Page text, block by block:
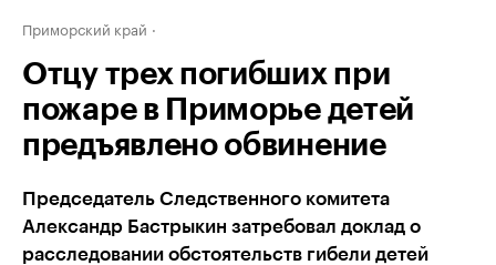
Приморский край
Отцу трех погибших при
пожаре в Приморье детей
предъявлено обвинение
Председатель Следственного комитета
Александр Бастрыкин затребовал доклад о
расследовании обстоятельств гибели детей